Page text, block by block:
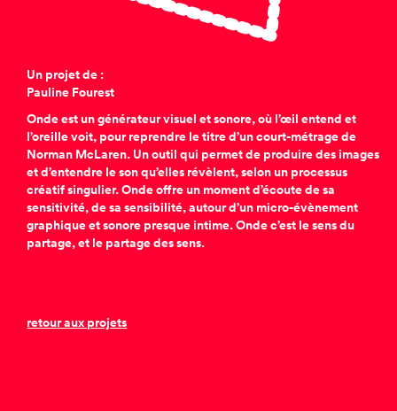
Un projet de :
Pauline Fourest
Onde est un générateur visuel et sonore, où l’œil entend et
l’oreille voit, pour reprendre le titre d’un court-métrage de
Norman McLaren. Un outil qui permet de produire des images
et d’entendre le son qu’elles révèlent, selon un processus
créatif singulier. Onde offre un moment d’écoute de sa
sensitivité, de sa sensibilité, autour d’un micro-évènement
graphique et sonore presque intime. Onde c’est le sens du
partage, et le partage des sens.
retour aux projets